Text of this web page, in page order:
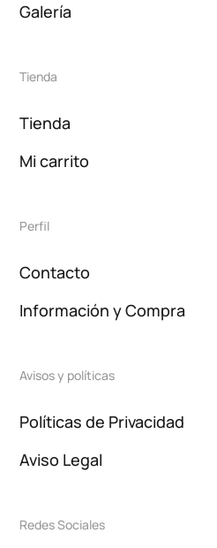
Galería
Tienda
Tienda
Mi carrito
Perfil
Contacto
Información y Compra
Avisos y políticas
Políticas de Privacidad
Aviso Legal
Redes Sociales